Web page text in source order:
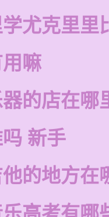
尤克里里
嘛
的店在哪
新手
的地方在